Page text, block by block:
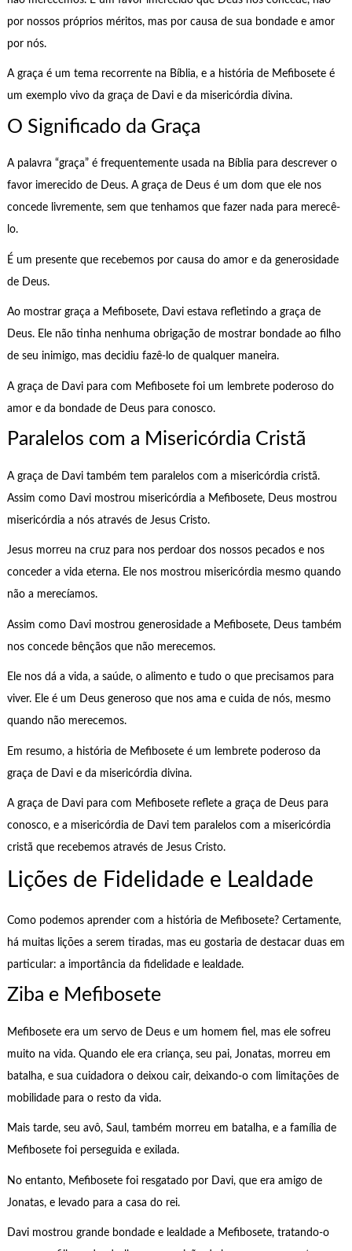
por nossos próprios méritos, mas por causa de sua bondade e amor
por nós.
A graça é um tema recorrente na Bíblia, e a história de Mefibosete é
um exemplo vivo da graça de Davi e da misericórdia divina.
O Significado da Graça
A palavra “graça” é frequentemente usada na Bíblia para descrever o
favor imerecido de Deus. A graça de Deus é um dom que ele nos
concede livremente, sem que tenhamos que fazer nada para merecê-
lo.
É um presente que recebemos por causa do amor e da generosidade
de Deus.
Ao mostrar graça a Mefibosete, Davi estava refletindo a graça de
Deus. Ele não tinha nenhuma obrigação de mostrar bondade ao filho
de seu inimigo, mas decidiu fazê-lo de qualquer maneira.
A graça de Davi para com Mefibosete foi um lembrete poderoso do
amor e da bondade de Deus para conosco.
Paralelos com a Misericórdia Cristã
A graça de Davi também tem paralelos com a misericórdia cristã.
Assim como Davi mostrou misericórdia a Mefibosete, Deus mostrou
misericórdia a nós através de Jesus Cristo.
Jesus morreu na cruz para nos perdoar dos nossos pecados e nos
conceder a vida eterna. Ele nos mostrou misericórdia mesmo quando
não a merecíamos.
Assim como Davi mostrou generosidade a Mefibosete, Deus também
nos concede bênçãos que não merecemos.
Ele nos dá a vida, a saúde, o alimento e tudo o que precisamos para
viver. Ele é um Deus generoso que nos ama e cuida de nós, mesmo
quando não merecemos.
Em resumo, a história de Mefibosete é um lembrete poderoso da
graça de Davi e da misericórdia divina.
A graça de Davi para com Mefibosete reflete a graça de Deus para
conosco, e a misericórdia de Davi tem paralelos com a misericórdia
cristã que recebemos através de Jesus Cristo.
Lições de Fidelidade e Lealdade
Como podemos aprender com a história de Mefibosete? Certamente,
há muitas lições a serem tiradas, mas eu gostaria de destacar duas em
particular: a importância da fidelidade e lealdade.
Ziba e Mefibosete
Mefibosete era um servo de Deus e um homem fiel, mas ele sofreu
muito na vida. Quando ele era criança, seu pai, Jonatas, morreu em
batalha, e sua cuidadora o deixou cair, deixando-o com limitações de
mobilidade para o resto da vida.
Mais tarde, seu avô, Saul, também morreu em batalha, e a família de
Mefibosete foi perseguida e exilada.
No entanto, Mefibosete foi resgatado por Davi, que era amigo de
Jonatas, e levado para a casa do rei.
Davi mostrou grande bondade e lealdade a Mefibosete, tratando-o